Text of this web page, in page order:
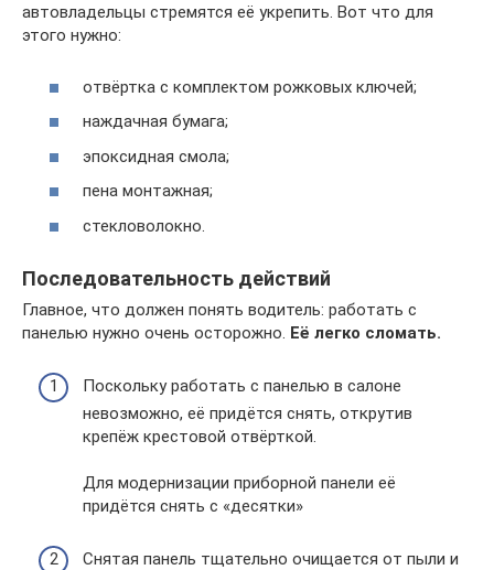
автовладельцы стремятся её укрепить. Вот что для
этого нужно:
отвёртка с комплектом рожковых ключей;
наждачная бумага;
эпоксидная смола;
пена монтажная;
стекловолокно.
Последовательность действий
Главное, что должен понять водитель: работать с
панелью нужно очень осторожно. Её легко сломать.
Поскольку работать с панелью в салоне
невозможно, её придётся снять, открутив
крепёж крестовой отвёрткой.
Для модернизации приборной панели её
придётся снять с «десятки»
Снятая панель тщательно очищается от пыли и